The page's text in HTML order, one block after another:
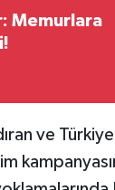
Memurlara
ve